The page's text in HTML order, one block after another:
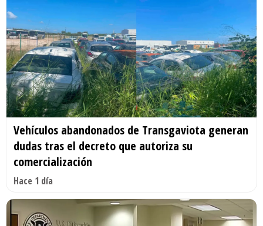
Vehículos abandonados de Transgaviota generan
dudas tras el decreto que autoriza su
comercialización
Hace 1 día